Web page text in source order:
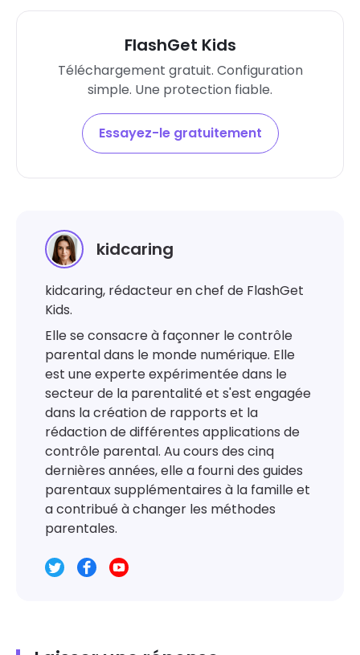
FlashGet Kids
Téléchargement gratuit. Configuration
simple. Une protection fiable.
Essayez-le gratuitement
kidcaring
kidcaring, rédacteur en chef de FlashGet
Kids.
Elle se consacre à façonner le contrôle
parental dans le monde numérique. Elle
est une experte expérimentée dans le
secteur de la parentalité et s'est engagée
dans la création de rapports et la
rédaction de différentes applications de
contrôle parental. Au cours des cinq
dernières années, elle a fourni des guides
parentaux supplémentaires à la famille et
a contribué à changer les méthodes
parentales.